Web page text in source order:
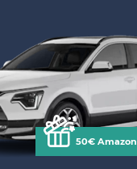
50€ Amazon